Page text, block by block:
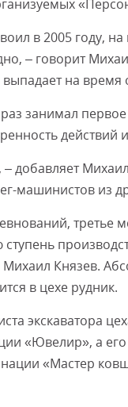
в 2005 году,
– говорит
на время
занимал
– добавляет
машинистов из
третье
Князев.
в цехе рудник.
экскаватора
«Ювелир», а его
«Мастер